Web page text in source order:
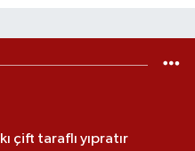
çift taraflı yıpratır